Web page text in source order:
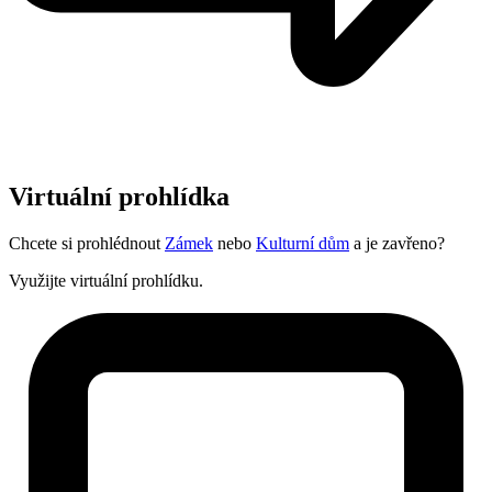
Virtuální prohlídka
Chcete si prohlédnout Zámek nebo Kulturní dům a je zavřeno?
Využijte virtuální prohlídku.